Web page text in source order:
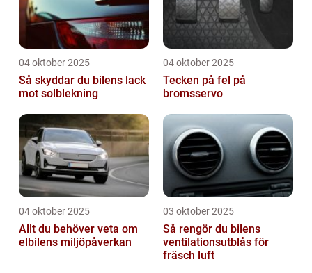
04 oktober 2025
Så skyddar du bilens lack
mot solblekning
04 oktober 2025
Tecken på fel på
bromsservo
04 oktober 2025
Allt du behöver veta om
elbilens miljöpåverkan
03 oktober 2025
Så rengör du bilens
ventilationsutblås för
fräsch luft